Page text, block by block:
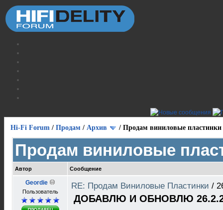
Hi-Fi Forum / Продам / Архив / Продам виниловые пластинки
Продам виниловые
Автор Сообщение
Geordie
Пользователь
RE: Продам Виниловые Пластинки /
ДОБАВЛЮ И ОБНОВЛЮ